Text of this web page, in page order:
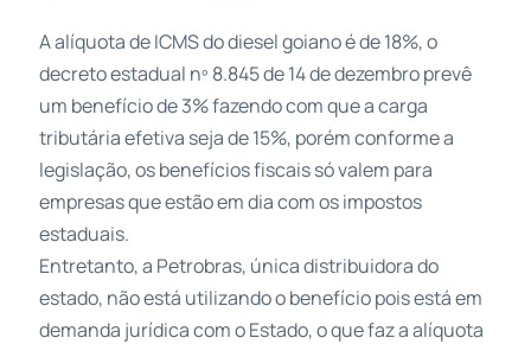
A alíquota de ICMS do diesel goiano é de 18%, o
decreto estadual nº 8.845 de 14 de dezembro prevê
um benefício de 3% fazendo com que a carga
tributária efetiva seja de 15%, porém conforme a
legislação, os benefícios fiscais só valem para
empresas que estão em dia com os impostos
estaduais.
Entretanto, a Petrobras, única distribuidora do
estado, não está utilizando o benefício pois está em
demanda jurídica com o Estado, o que faz a alíquota